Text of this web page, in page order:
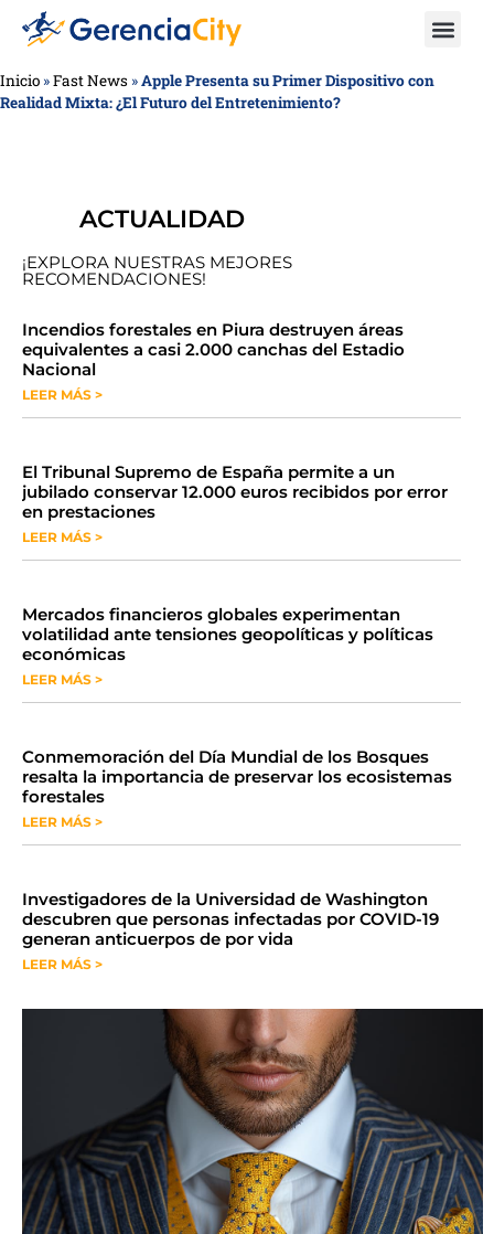
Inicio »Fast News »Apple Presenta su Primer Dispositivo con
Realidad Mixta: ¿El Futuro del Entretenimiento?
ACTUALIDAD
¡EXPLORA NUESTRAS MEJORES
RECOMENDACIONES!
​​​​Incendios forestales en Piura destruyen áreas
equivalentes a casi 2.000 canchas del Estadio
Nacional
LEER MÁS >
​El Tribunal Supremo de España permite a un
jubilado conservar 12.000 euros recibidos por error
en prestaciones
LEER MÁS >
Mercados financieros globales experimentan
volatilidad ante tensiones geopolíticas y políticas
económicas
LEER MÁS >
Conmemoración del Día Mundial de los Bosques
resalta la importancia de preservar los ecosistemas
forestales
LEER MÁS >
Investigadores de la Universidad de Washington
descubren que personas infectadas por COVID-19
generan anticuerpos de por vida
LEER MÁS >